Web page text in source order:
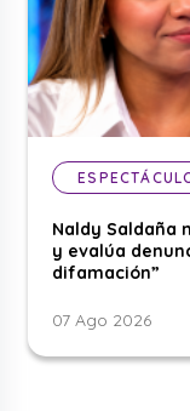
Naldy Saldaña
y evalúa
difamación”
07 Ago 2026